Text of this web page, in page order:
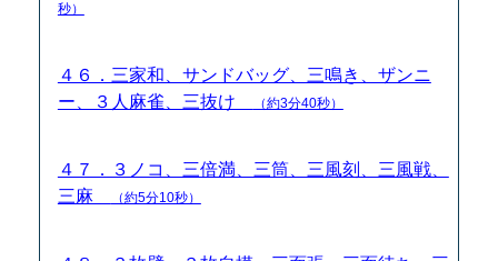
秒）
４６．三家和、サンドバッグ、三鳴き、ザンニ
ー、３人麻雀、三抜け
（約3分40秒）
４７．３ノコ、三倍満、三筒、三風刻、三風戦、
三麻
（約5分10秒）